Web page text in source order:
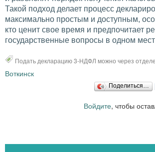
Такой подход делает процесс
максимально простым и доступным,
кто ценит свое время и предпочитает
государственные вопросы в одном
Подать декларацию 3-НДФЛ можно через
Воткинск
Поделиться…
Войдите, чтобы